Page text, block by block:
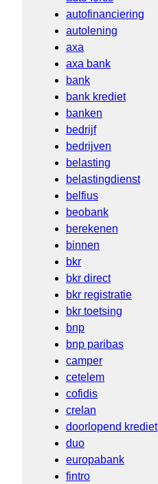
autofinanciering
autolening
axa
axa bank
bank
bank krediet
banken
bedrijf
bedrijven
belasting
belastingdienst
belfius
beobank
berekenen
binnen
bkr
bkr direct
bkr registratie
bkr toetsing
bnp
bnp paribas
camper
cetelem
cofidis
crelan
doorlopend krediet
duo
europabank
fintro